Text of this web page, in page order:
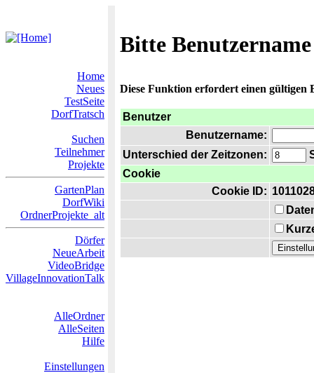
Bitte
Home
Neues
TestSeite
DorfTratsch
Suchen
Teilnehmer
Projekte
GartenPlan
DorfWiki
OrdnerProjekte_alt
Dörfer
NeueArbeit
VideoBridge
VillageInnovationTalk
AlleOrdner
AlleSeiten
Hilfe
Einstellungen
Diese Funktion erfordert einen gültigen
Benutzer
Benutzername:
Unterschied der Zeitzonen:
Cookie
Cookie ID: